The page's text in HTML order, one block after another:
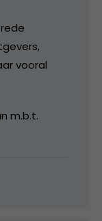
vooral
m.b.t.